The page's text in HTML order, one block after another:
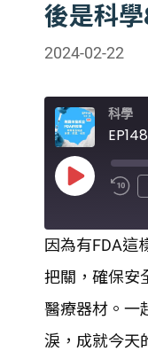
後是科
2024-02-22
科學
Play
RSS FEED
SHARE
LINK
EMBED
因為有FDA這
把關，確保安
醫療器材。一
淚，成就今天